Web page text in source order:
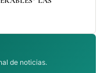
de noticias.